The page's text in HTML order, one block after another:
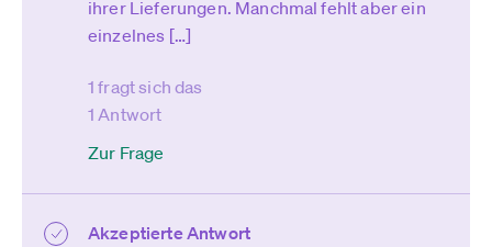
ihrer Lieferungen. Manchmal fehlt aber ein
einzelnes […]
1 fragt sich das
1 Antwort
Zur Frage
Akzeptierte Antwort